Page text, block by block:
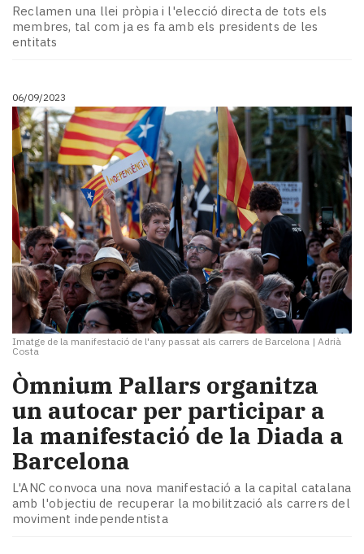
Reclamen una llei pròpia i l'elecció directa de tots els
membres, tal com ja es fa amb els presidents de les
entitats
06/09/2023
Imatge de la manifestació de l'any passat als carrers de Barcelona | Adrià
Costa
Òmnium Pallars organitza
un autocar per participar a
la manifestació de la Diada a
Barcelona
L'ANC convoca una nova manifestació a la capital catalana
amb l'objectiu de recuperar la mobilització als carrers del
moviment independentista